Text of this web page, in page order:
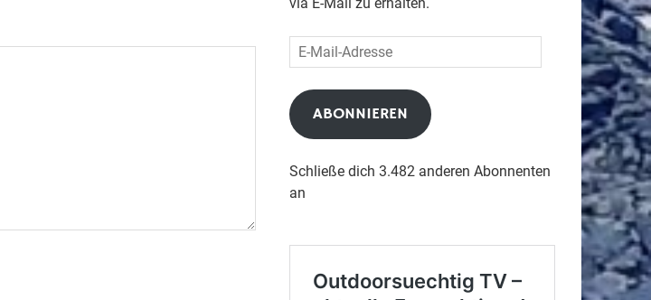
E-
Mail-
Adresse
ABONNIEREN
Schließe dich 3.482 anderen Abonnenten
an